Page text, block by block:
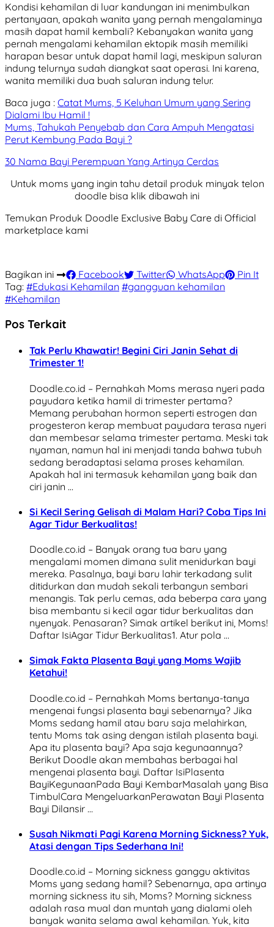
Kondisi kehamilan di luar kandungan ini menimbulkan
pertanyaan, apakah wanita yang pernah mengalaminya
masih dapat hamil kembali? Kebanyakan wanita yang
pernah mengalami kehamilan ektopik masih memiliki
harapan besar untuk dapat hamil lagi, meskipun saluran
indung telurnya sudah diangkat saat operasi. Ini karena,
wanita memiliki dua buah saluran indung telur.
Baca juga : Catat Mums, 5 Keluhan Umum yang Sering
Dialami Ibu Hamil !
Mums, Tahukah Penyebab dan Cara Ampuh Mengatasi
Perut Kembung Pada Bayi ?
30 Nama Bayi Perempuan Yang Artinya Cerdas
Untuk moms yang ingin tahu detail produk minyak telon
doodle bisa klik dibawah ini
Temukan Produk Doodle Exclusive Baby Care di Official
marketplace kami
Bagikan ini Facebook Twitter WhatsApp
Pin It
Tag: #Edukasi Kehamilan #gangguan kehamilan
#Kehamilan
Pos Terkait
Tak Perlu Khawatir! Begini Ciri Janin Sehat di
Trimester 1!
Doodle.co.id – Pernahkah Moms merasa nyeri pada
payudara ketika hamil di trimester pertama?
Memang perubahan hormon seperti estrogen dan
progesteron kerap membuat payudara terasa nyeri
dan membesar selama trimester pertama. Meski tak
nyaman, namun hal ini menjadi tanda bahwa tubuh
sedang beradaptasi selama proses kehamilan.
Apakah hal ini termasuk kehamilan yang baik dan
ciri janin …
Si Kecil Sering Gelisah di Malam Hari? Coba Tips Ini
Agar Tidur Berkualitas!
Doodle.co.id – Banyak orang tua baru yang
mengalami momen dimana sulit menidurkan bayi
mereka. Pasalnya, bayi baru lahir terkadang sulit
ditidurkan dan mudah sekali terbangun sembari
menangis. Tak perlu cemas, ada beberpa cara yang
bisa membantu si kecil agar tidur berkualitas dan
nyenyak. Penasaran? Simak artikel berikut ini, Moms!
Daftar IsiAgar Tidur Berkualitas1. Atur pola …
Simak Fakta Plasenta Bayi yang Moms Wajib
Ketahui!
Doodle.co.id – Pernahkah Moms bertanya-tanya
mengenai fungsi plasenta bayi sebenarnya? Jika
Moms sedang hamil atau baru saja melahirkan,
tentu Moms tak asing dengan istilah plasenta bayi.
Apa itu plasenta bayi? Apa saja kegunaannya?
Berikut Doodle akan membahas berbagai hal
mengenai plasenta bayi. Daftar IsiPlasenta
BayiKegunaanPada Bayi KembarMasalah yang Bisa
TimbulCara MengeluarkanPerawatan Bayi Plasenta
Bayi Dilansir …
Susah Nikmati Pagi Karena Morning Sickness? Yuk,
Atasi dengan Tips Sederhana Ini!
Doodle.co.id – Morning sickness ganggu aktivitas
Moms yang sedang hamil? Sebenarnya, apa artinya
morning sickness itu sih, Moms? Morning sickness
adalah rasa mual dan muntah yang dialami oleh
banyak wanita selama awal kehamilan. Yuk, kita